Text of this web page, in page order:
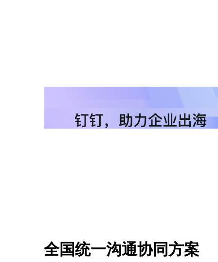
全国统一沟通协同方案